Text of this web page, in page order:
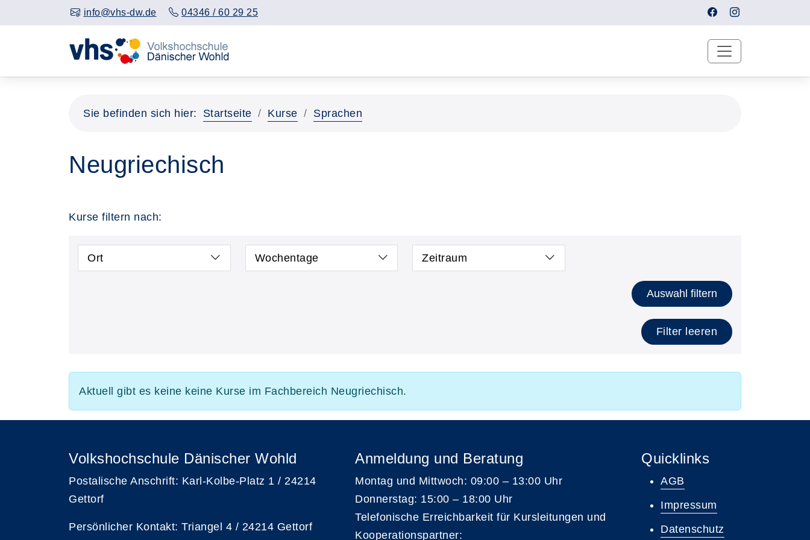
info@vhs-dw.de 04346 / 60 29 25
Sie befinden sich hier: Startseite Kurse Sprachen
Neugriechisch
Kurse filtern nach:
Ort Wochentage Zeitraum
Auswahl filtern
Filter leeren
Aktuell gibt es keine keine Kurse im Fachbereich Neugriechisch.
Volkshochschule Dänischer Wohld
Postalische Anschrift: Karl-Kolbe-Platz 1 / 24214
Gettorf
Persönlicher Kontakt: Triangel 4 / 24214 Gettorf
Anmeldung und Beratung
Montag und Mittwoch: 09:00 – 13:00 Uhr
Donnerstag: 15:00 – 18:00 Uhr
Telefonische Erreichbarkeit für Kursleitungen und
Kooperationspartner:
Quicklinks
AGB
Impressum
Datenschutz